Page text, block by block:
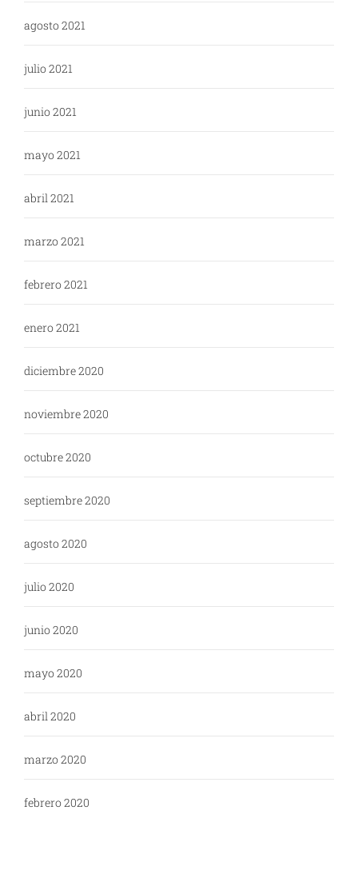
agosto 2021
julio 2021
junio 2021
mayo 2021
abril 2021
marzo 2021
febrero 2021
enero 2021
diciembre 2020
noviembre 2020
octubre 2020
septiembre 2020
agosto 2020
julio 2020
junio 2020
mayo 2020
abril 2020
marzo 2020
febrero 2020